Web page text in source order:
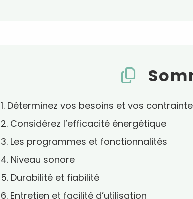
1. Déterminez vos besoins et vos
2. Considérez l’efficacité énergétique
3. Les programmes et fonctionnalités
4. Niveau sonore
5. Durabilité et fiabilité
6. Entretien et facilité d’utilisation